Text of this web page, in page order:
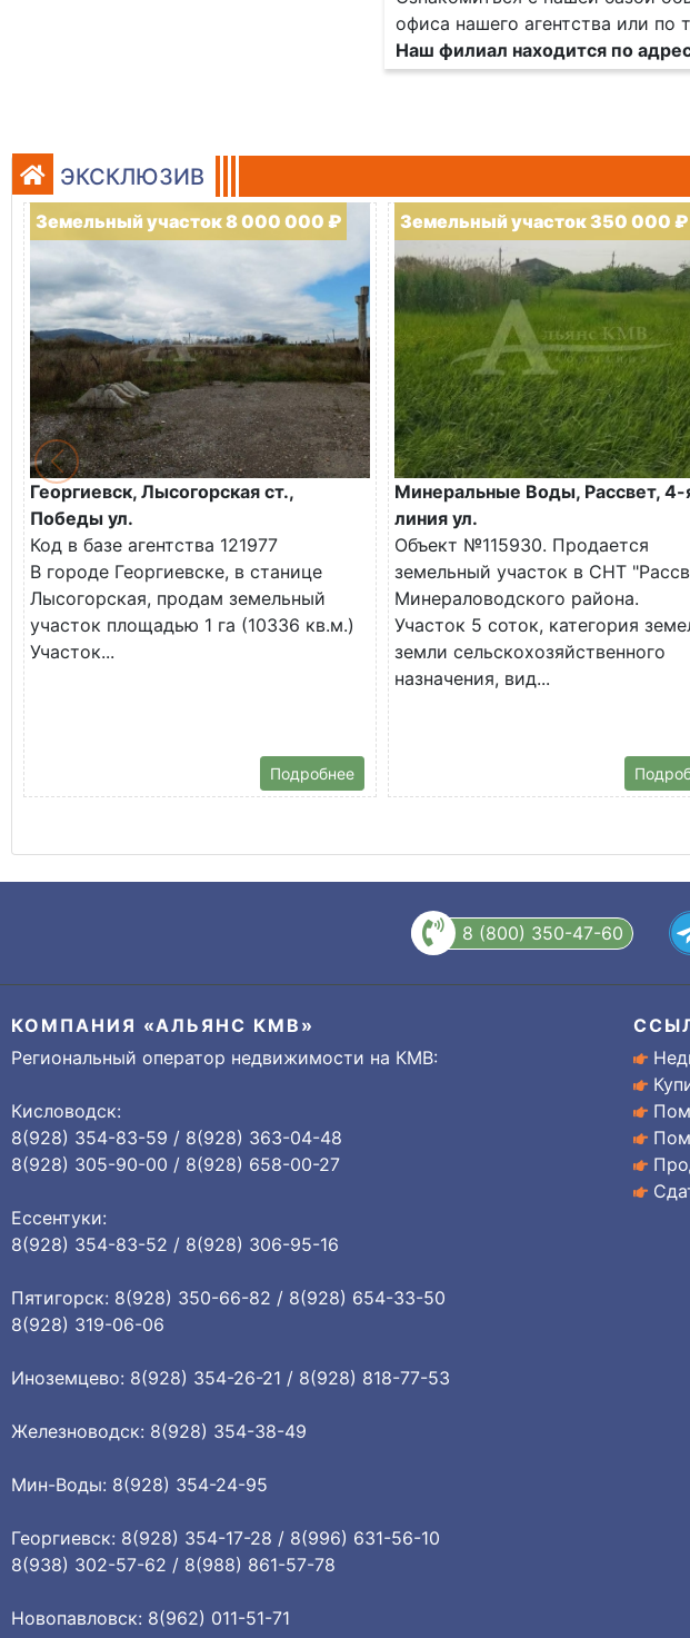
офиса нашего агентства или по
Наш филиал находится по
ЭКСКЛЮЗИВ
Земельный участок 8 000 000 ₽
Георгиевск, Лысогорская ст.,
Победы ул.
Код в базе агентства 121977
В городе Георгиевске, в станице
Лысогорская, продам земельный
участок площадью 1 га (10336 кв.м.)
Участок...
Подробнее
Земельный участок 350 000 ₽
Минеральные Воды, Рассвет, 4-
линия ул.
Объект №115930. Продается
земельный участок в СНТ
Минераловодского района.
Участок 5 соток, категория
земли сельскохозяйственного
назначения, вид...
8 (800) 350-47-60
КОМПАНИЯ «АЛЬЯНС КМВ»
Региональный оператор недвижимости на КМВ:
Кисловодск:
8(928) 354-83-59 / 8(928) 363-04-48
8(928) 305-90-00 / 8(928) 658-00-27
Ессентуки:
8(928) 354-83-52 / 8(928) 306-95-16
Пятигорск: 8(928) 350-66-82 / 8(928) 654-33-50
8(928) 319-06-06
Иноземцево: 8(928) 354-26-21 / 8(928) 818-77-53
Железноводск: 8(928) 354-38-49
Мин-Воды: 8(928) 354-24-95
Георгиевск: 8(928) 354-17-28 / 8(996) 631-56-10
8(938) 302-57-62 / 8(988) 861-57-78
Новопавловск: 8(962) 011-51-71